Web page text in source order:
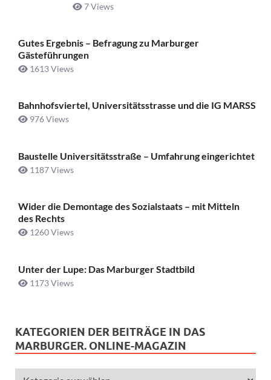
7 Views
Gutes Ergebnis – Befragung zu Marburger
Gästeführungen
1613 Views
Bahnhofsviertel, Universitätsstrasse und die IG MARSS
976 Views
Baustelle Universitätsstraße ­– Umfahrung eingerichtet
1187 Views
Wider die Demontage des Sozialstaats – mit Mitteln
des Rechts
1260 Views
Unter der Lupe: Das Marburger Stadtbild
1173 Views
KATEGORIEN DER BEITRÄGE IN DAS
MARBURGER. ONLINE-MAGAZIN